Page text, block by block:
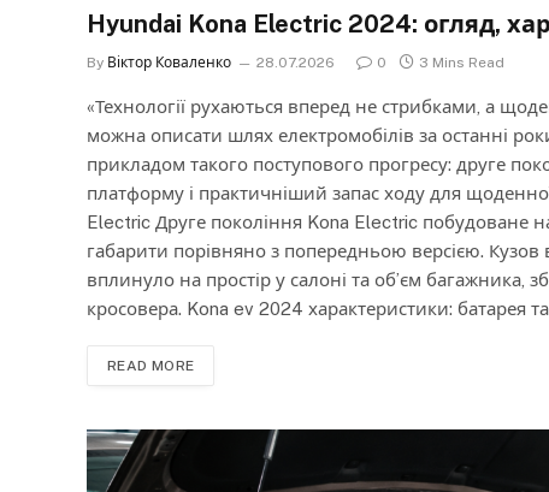
Hyundai Kona Electric 2024: огляд,
By Віктор Коваленко 28.07.2026 0 3 Mins Read
«Технології рухаються вперед не стрибками, а
можна описати шлях електромобілів за останні
прикладом такого поступового прогресу: друге
платформу і практичніший запас ходу для
Electric Друге покоління Kona Electric побудоване
габарити порівняно з попередньою версією.
вплинуло на простір у салоні та об’єм багажника,
кросовера. Kona ev 2024 характеристики: батарея
READ MORE